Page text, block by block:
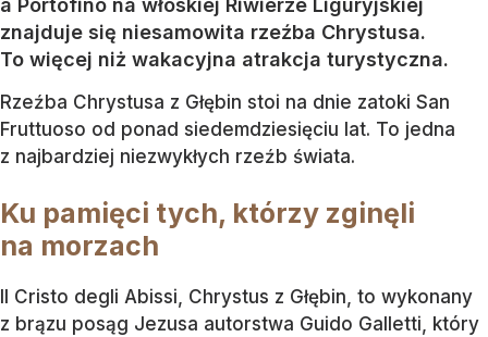
a Portofino na włoskiej Riwierze Liguryjskiej
znajduje się niesamowita rzeźba Chrystusa.
To więcej niż wakacyjna atrakcja turystyczna.
Rzeźba Chrystusa z Głębin stoi na dnie zatoki San
Fruttuoso od ponad siedemdziesięciu lat. To jedna
z najbardziej niezwykłych rzeźb świata.
Ku pamięci tych, którzy zginęli
na morzach
Il Cristo degli Abissi, Chrystus z Głębin, to wykonany
z brązu posąg Jezusa autorstwa Guido Galletti, który